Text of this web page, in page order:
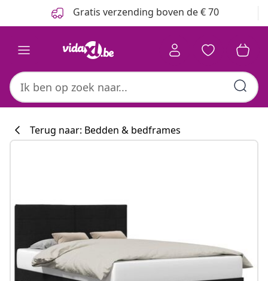
Gratis verzending boven de € 70
Terug naar: Bedden & bedframes